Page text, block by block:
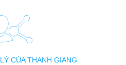
CỦA THANH GIANG